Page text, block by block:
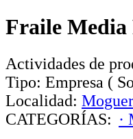
Fraile Media
Actividades de
Tipo: Empresa (
Localidad: Moguer
CATEGORÍAS: ·